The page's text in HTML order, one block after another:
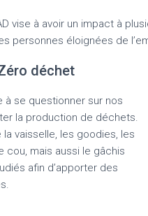
vise à avoir un impact à
personnes éloignées de
déchet
à se questionner sur nos
la production de déchets.
vaisselle, les goodies, les
cou, mais aussi le gâchis
afin d’apporter des